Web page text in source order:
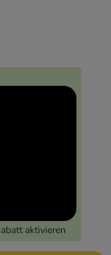
aktivieren